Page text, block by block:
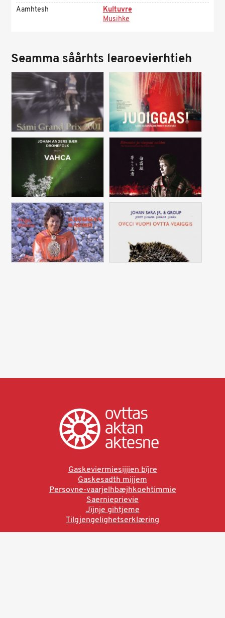
Aamhtesh
Kultuvre
Musihke
Seamma såårhts learoevierhtieh
Gaskeviermiesijjien bïjre
Gaskesadth mijjem
Persovne-vaarjelhbæjhkoehtimmie
Saernieprievie
Jïjnje gihtjeme
Tilgjengelighetserklæring